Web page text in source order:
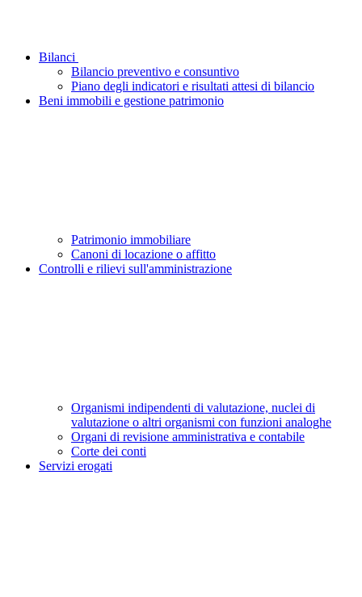
Bilanci
Bilancio preventivo e consuntivo
Piano degli indicatori e risultati attesi di bilancio
Beni immobili e gestione patrimonio
Patrimonio immobiliare
Canoni di locazione o affitto
Controlli e rilievi sull'amministrazione
Organismi indipendenti di valutazione, nuclei di
valutazione o altri organismi con funzioni analoghe
Organi di revisione amministrativa e contabile
Corte dei conti
Servizi erogati